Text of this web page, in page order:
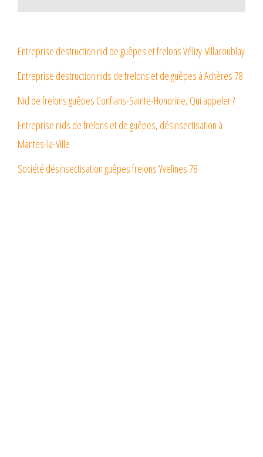
Entreprise destruction nid de guêpes et frelons Vélizy-Villacoublay
Entreprise destruction nids de frelons et de guêpes à Achères 78
Nid de frelons guêpes Conflans-Sainte-Honorine, Qui appeler ?
Entreprise nids de frelons et de guêpes, désinsectisation à
Mantes-la-Ville
Société désinsectisation guêpes frelons Yvelines 78